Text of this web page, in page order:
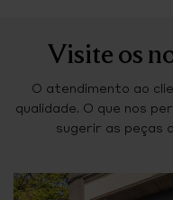
Visite os
O atendimento ao
qualidade. O que nos
sugerir as peças